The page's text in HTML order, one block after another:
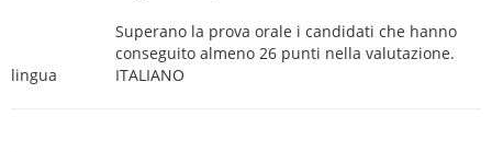
Superano la prova orale i candidati che hanno
conseguito almeno 26 punti nella valutazione.
lingua
ITALIANO